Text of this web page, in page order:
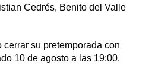
Cedrés, Benito del Valle
cerrar su pretemporada con
10 de agosto a las 19:00.